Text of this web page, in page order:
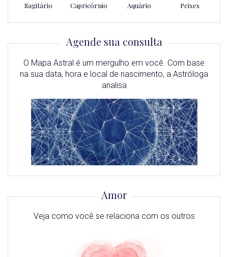
Sagitário Capricórnio Aquário Peixes
Agende sua consulta
O Mapa Astral é um mergulho em você. Com base
na sua data, hora e local de nascimento, a Astróloga
analisa
Amor
Veja como você se relaciona com os outros